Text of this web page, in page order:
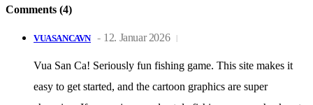
Comments (4)
VUASANCAVN 12. Januar 2026
Vua San Ca! Seriously fun fishing game. This site makes it
easy to get started, and the cartoon graphics are super